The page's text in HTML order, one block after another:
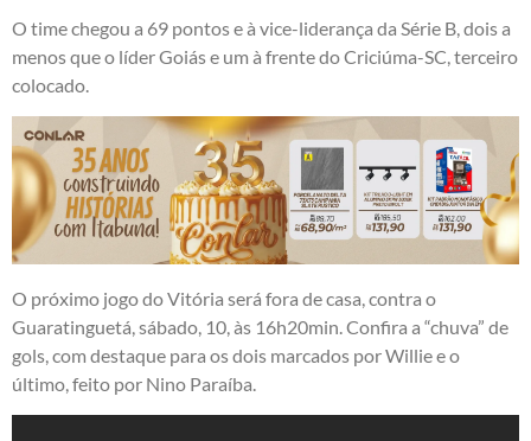
O time chegou a 69 pontos e à vice-liderança da Série B, dois a
menos que o líder Goiás e um à frente do Criciúma-SC, terceiro
colocado.
O próximo jogo do Vitória será fora de casa, contra o
Guaratinguetá, sábado, 10, às 16h20min. Confira a “chuva” de
gols, com destaque para os dois marcados por Willie e o
último, feito por Nino Paraíba.